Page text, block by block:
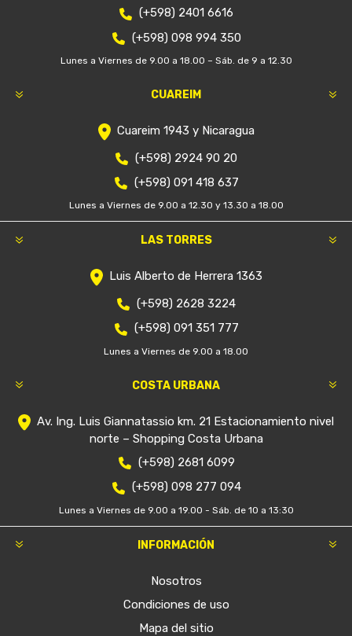
(+598) 2401 6616
(+598) 098 994 350
Lunes a Viernes de 9.00 a 18.00 – Sáb. de 9 a 12.30
CUAREIM
Cuareim 1943 y Nicaragua
(+598) 2924 90 20
(+598) 091 418 637
Lunes a Viernes de 9.00 a 12.30 y 13.30 a 18.00
LAS TORRES
Luis Alberto de Herrera 1363
(+598) 2628 3224
(+598) 091 351 777
Lunes a Viernes de 9.00 a 18.00
COSTA URBANA
Av. Ing. Luis Giannatassio km. 21 Estacionamiento nivel
norte – Shopping Costa Urbana
(+598) 2681 6099
(+598) 098 277 094
Lunes a Viernes de 9.00 a 19.00 - Sáb. de 10 a 13:30
INFORMACIÓN
Nosotros
Condiciones de uso
Mapa del sitio